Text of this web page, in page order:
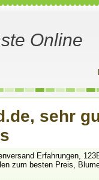
Online
sehr
Erfahrungen,
zum besten Preis,